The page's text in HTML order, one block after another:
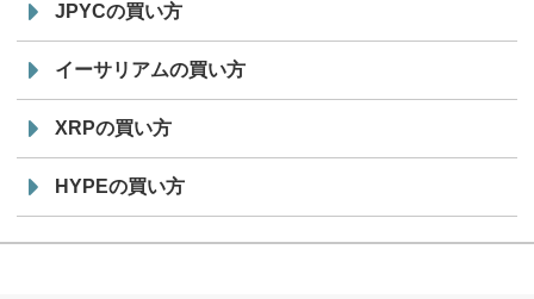
JPYCの買い方
イーサリアムの買い方
XRPの買い方
HYPEの買い方